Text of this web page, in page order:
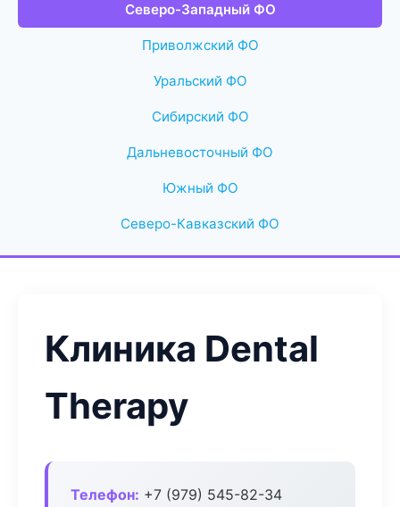
Северо-Западный ФО
Приволжский ФО
Уральский ФО
Сибирский ФО
Дальневосточный ФО
Южный ФО
Северо-Кавказский ФО
Клиника Dental
Therapy
Телефон: +7 (979) 545-82-34